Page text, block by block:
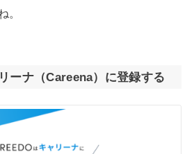
。
ーナ（Careena）に登録する